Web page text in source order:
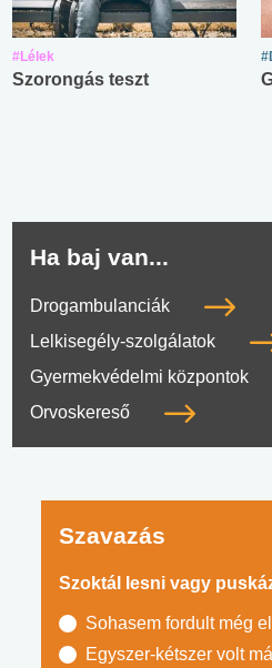
#Lélek
Szorongás teszt
Ha baj van...
Drogambulanciák
Lelkisegély-szolgálatok
Gyermekvédelmi központok
Orvoskereső
Szavazás
Szoktál lesni vagy
Sohasem fordult még
Egyszer-kétszer volt